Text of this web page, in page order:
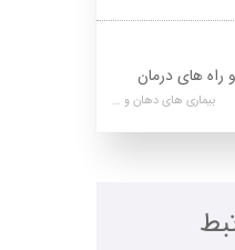
های درمان
بیماری های دهان و دندان